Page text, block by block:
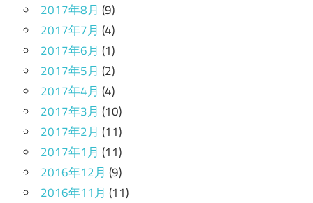
2017年8月 (9)
2017年7月 (4)
2017年6月 (1)
2017年5月 (2)
2017年4月 (4)
2017年3月 (10)
2017年2月 (11)
2017年1月 (11)
2016年12月 (9)
2016年11月 (11)